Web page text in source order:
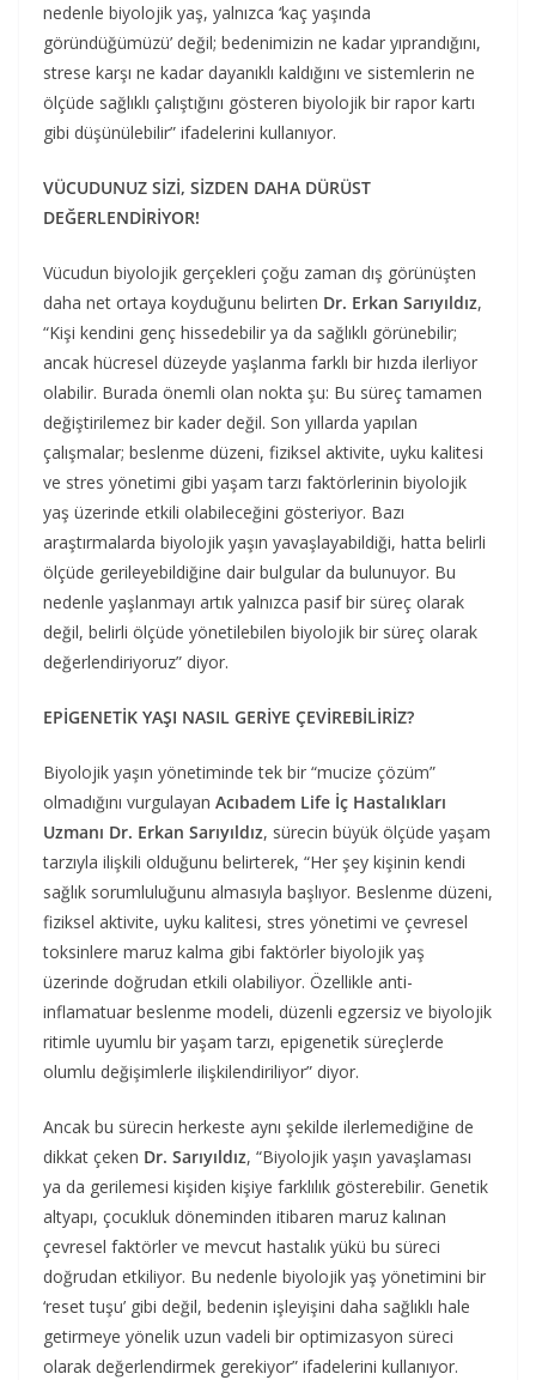
nedenle biyolojik yaş, yalnızca ‘kaç yaşında
göründüğümüzü’ değil; bedenimizin ne kadar yıprandığını,
strese karşı ne kadar dayanıklı kaldığını ve sistemlerin ne
ölçüde sağlıklı çalıştığını gösteren biyolojik bir rapor kartı
gibi düşünülebilir” ifadelerini kullanıyor.
VÜCUDUNUZ SİZİ, SİZDEN DAHA DÜRÜST
DEĞERLENDİRİYOR!
Vücudun biyolojik gerçekleri çoğu zaman dış görünüşten
daha net ortaya koyduğunu belirten Dr. Erkan Sarıyıldız,
“Kişi kendini genç hissedebilir ya da sağlıklı görünebilir;
ancak hücresel düzeyde yaşlanma farklı bir hızda ilerliyor
olabilir. Burada önemli olan nokta şu: Bu süreç tamamen
değiştirilemez bir kader değil. Son yıllarda yapılan
çalışmalar; beslenme düzeni, fiziksel aktivite, uyku kalitesi
ve stres yönetimi gibi yaşam tarzı faktörlerinin biyolojik
yaş üzerinde etkili olabileceğini gösteriyor. Bazı
araştırmalarda biyolojik yaşın yavaşlayabildiği, hatta belirli
ölçüde gerileyebildiğine dair bulgular da bulunuyor. Bu
nedenle yaşlanmayı artık yalnızca pasif bir süreç olarak
değil, belirli ölçüde yönetilebilen biyolojik bir süreç olarak
değerlendiriyoruz” diyor.
EPİGENETİK YAŞI NASIL GERİYE ÇEVİREBİLİRİZ?
Biyolojik yaşın yönetiminde tek bir “mucize çözüm”
olmadığını vurgulayan Acıbadem Life İç Hastalıkları
Uzmanı Dr. Erkan Sarıyıldız, sürecin büyük ölçüde yaşam
tarzıyla ilişkili olduğunu belirterek, “Her şey kişinin kendi
sağlık sorumluluğunu almasıyla başlıyor. Beslenme düzeni,
fiziksel aktivite, uyku kalitesi, stres yönetimi ve çevresel
toksinlere maruz kalma gibi faktörler biyolojik yaş
üzerinde doğrudan etkili olabiliyor. Özellikle anti-
inflamatuar beslenme modeli, düzenli egzersiz ve biyolojik
ritimle uyumlu bir yaşam tarzı, epigenetik süreçlerde
olumlu değişimlerle ilişkilendiriliyor” diyor.
Ancak bu sürecin herkeste aynı şekilde ilerlemediğine de
dikkat çeken Dr. Sarıyıldız, “Biyolojik yaşın yavaşlaması
ya da gerilemesi kişiden kişiye farklılık gösterebilir. Genetik
altyapı, çocukluk döneminden itibaren maruz kalınan
çevresel faktörler ve mevcut hastalık yükü bu süreci
doğrudan etkiliyor. Bu nedenle biyolojik yaş yönetimini bir
‘reset tuşu’ gibi değil, bedenin işleyişini daha sağlıklı hale
getirmeye yönelik uzun vadeli bir optimizasyon süreci
olarak değerlendirmek gerekiyor” ifadelerini kullanıyor.